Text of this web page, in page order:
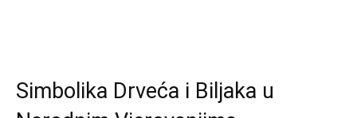
Simbolika Drveća i Biljaka u